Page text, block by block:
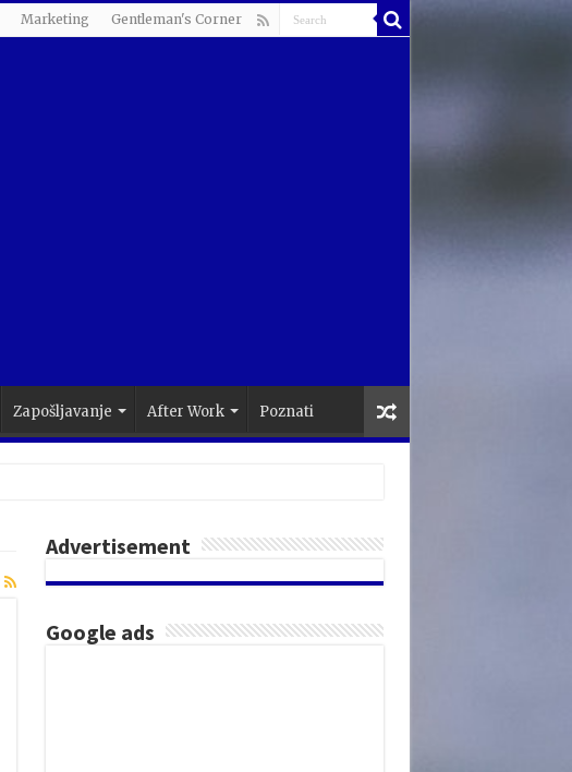
Marketing Gentleman's Corner
Zapošljavanje After Work Poznati
Advertisement
Google ads